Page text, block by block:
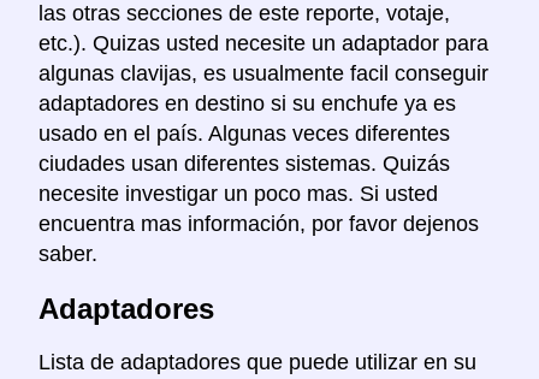
las otras secciones de este reporte, votaje,
etc.). Quizas usted necesite un adaptador para
algunas clavijas, es usualmente facil conseguir
adaptadores en destino si su enchufe ya es
usado en el país. Algunas veces diferentes
ciudades usan diferentes sistemas. Quizás
necesite investigar un poco mas. Si usted
encuentra mas información, por favor dejenos
saber.
Adaptadores
Lista de adaptadores que puede utilizar en su